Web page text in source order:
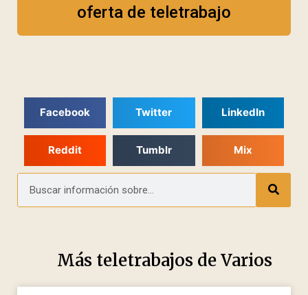
oferta de teletrabajo
Facebook Twitter LinkedIn
Reddit Tumblr Mix
Más teletrabajos deVarios